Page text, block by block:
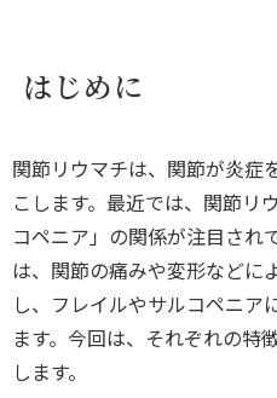
はじめに
関節リウマチは、関節が炎症
こします。最近では、関節リ
コペニア」の関係が注目され
は、関節の痛みや変形などに
し、フレイルやサルコペニア
ます。今回は、それぞれの特
します。